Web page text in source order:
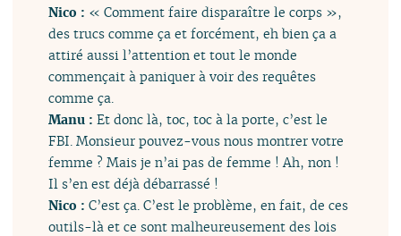
Nico : « Comment faire disparaître le corps »,
des trucs comme ça et forcément, eh bien ça a
attiré aussi l’attention et tout le monde
commençait à paniquer à voir des requêtes
comme ça.
Manu :Et donc là, toc, toc à la porte, c’est le
FBI. Monsieur pouvez-vous nous montrer votre
femme ? Mais je n’ai pas de femme ! Ah, non !
Il s’en est déjà débarrassé !
Nico :C’est ça. C’est le problème, en fait, de ces
outils-là et ce sont malheureusement des lois